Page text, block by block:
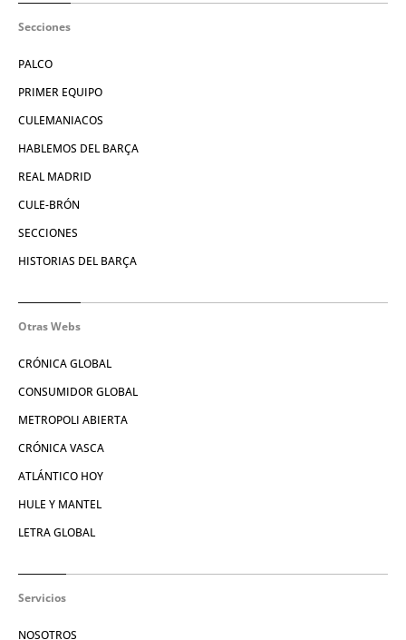
Secciones
PALCO
PRIMER EQUIPO
CULEMANIACOS
HABLEMOS DEL BARÇA
REAL MADRID
CULE-BRÓN
SECCIONES
HISTORIAS DEL BARÇA
Otras Webs
CRÓNICA GLOBAL
CONSUMIDOR GLOBAL
METROPOLI ABIERTA
CRÓNICA VASCA
ATLÁNTICO HOY
HULE Y MANTEL
LETRA GLOBAL
Servicios
NOSOTROS